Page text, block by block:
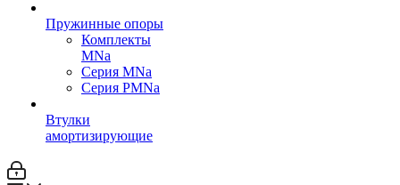
Пружинные опоры
Комплекты
MNa
Серия MNa
Серия PMNa
Втулки
амортизирующие